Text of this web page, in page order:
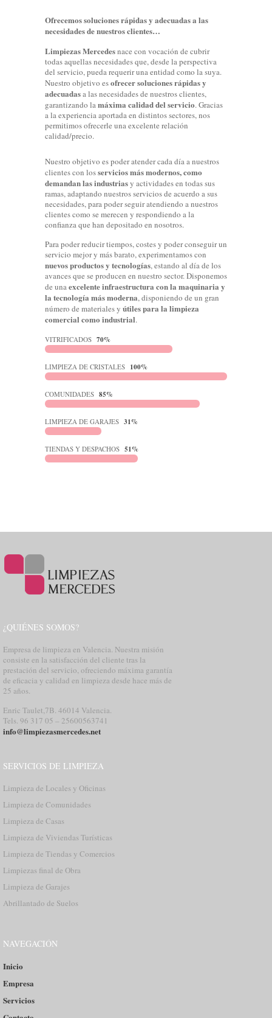
Ofrecemos soluciones rápidas y adecuadas a las
necesidades de nuestros clientes…
Limpiezas Mercedesnace con vocación de cubrir
todas aquellas necesidades que, desde la perspectiva
del servicio, pueda requerir una entidad como la suya.
Nuestro objetivo esofrecer soluciones rápidas y
adecuadasa las necesidades de nuestros clientes,
garantizando lamáxima calidad del servicio. Gracias
a la experiencia aportada en distintos sectores, nos
permitimos ofrecerle una excelente relación
calidad/precio.
Nuestro objetivo es poder atender cada día a nuestros
clientes con losservicios más modernos, como
demandan las industriasy actividades en todas sus
ramas, adaptando nuestros servicios de acuerdo a sus
necesidades, para poder seguir atendiendo a nuestros
clientes como se merecen y respondiendo a la
confianza que han depositado en nosotros.
Para poder reducir tiempos, costes y poder conseguir un
servicio mejor y más barato, experimentamos con
nuevos productos y tecnologías, estando al día de los
avances que se producen en nuestro sector. Disponemos
de unaexcelente infraestructura con la maquinaria y
la tecnología más moderna, disponiendo de un gran
número de materiales y útiles para la limpieza
comercial como industrial.
VITRIFICADOS 70%
LIMPIEZA DE CRISTALES 100%
COMUNIDADES 85%
LIMPIEZA DE GARAJES 31%
TIENDAS Y DESPACHOS 51%
¿QUIÉNES SOMOS?
Empresa de limpieza en Valencia. Nuestra misión
consiste en la satisfacción del cliente tras la
prestación del servicio, ofreciendo máxima garantía
de eficacia y calidad en limpieza desde hace más de
25 años.
Enric Taulet,7B. 46014 Valencia.
Tels. 96 317 05 – 25600563741
info@limpiezasmercedes.net
SERVICIOS DE LIMPIEZA
Limpieza de Locales y Oficinas
Limpieza de Comunidades
Limpieza de Casas
Limpieza de Viviendas Turísticas
Limpieza de Tiendas y Comercios
Limpiezas final de Obra
Limpieza de Garajes
Abrillantado de Suelos
NAVEGACIÓN
Inicio
Empresa
Servicios